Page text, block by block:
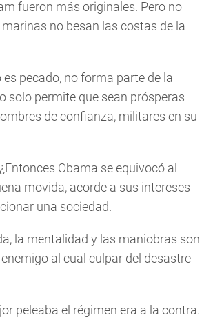
fueron más originales. Pero no
no besan las costas de la
pecado, no forma parte de la
solo permite que sean prósperas
de confianza, militares en su
Obama se equivocó al
movida, acorde a sus intereses
una sociedad.
la mentalidad y las maniobras son
al cual culpar del desastre
peleaba el régimen era a la contra.